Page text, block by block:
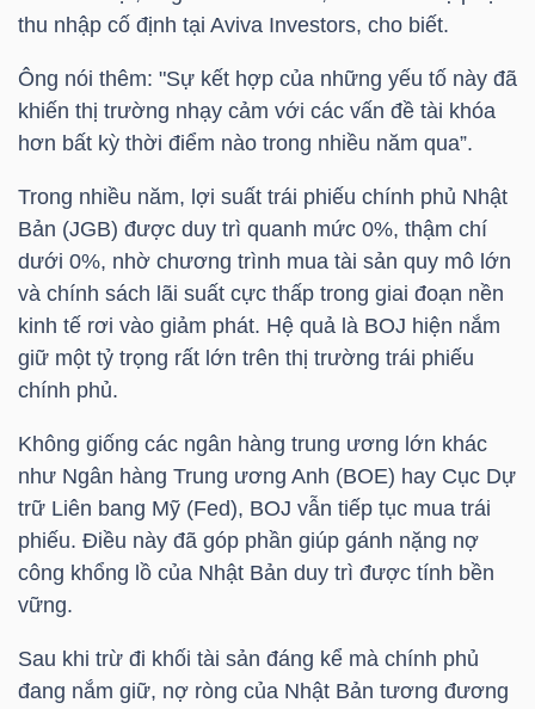
thu nhập cố định tại Aviva Investors, cho biết.
Ông nói thêm: "Sự kết hợp của những yếu tố này đã
khiến thị trường nhạy cảm với các vấn đề tài khóa
hơn bất kỳ thời điểm nào trong nhiều năm qua”.
Trong nhiều năm, lợi suất trái phiếu chính phủ Nhật
Bản (JGB) được duy trì quanh mức 0%, thậm chí
dưới 0%, nhờ chương trình mua tài sản quy mô lớn
và chính sách lãi suất cực thấp trong giai đoạn nền
kinh tế rơi vào giảm phát. Hệ quả là BOJ hiện nắm
giữ một tỷ trọng rất lớn trên thị trường trái phiếu
chính phủ.
Không giống các ngân hàng trung ương lớn khác
như Ngân hàng Trung ương Anh (BOE) hay Cục Dự
trữ Liên bang Mỹ (Fed), BOJ vẫn tiếp tục mua trái
phiếu. Điều này đã góp phần giúp gánh nặng nợ
công khổng lồ của Nhật Bản duy trì được tính bền
vững.
Sau khi trừ đi khối tài sản đáng kể mà chính phủ
đang nắm giữ, nợ ròng của Nhật Bản tương đương
TIÊU
DÙNG
THIẾT
YẾU
CHĂM
SÓC
SỨC
KHỎE
TÀI
CHÍNH